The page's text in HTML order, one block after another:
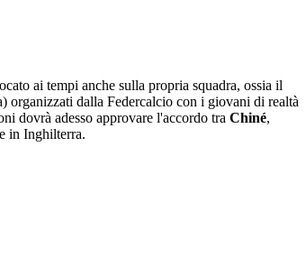
ai tempi anche sulla propria squadra, ossia il
organizzati dalla Federcalcio con i giovani di realtà
dovrà adesso approvare l'accordo tra Chiné,
in Inghilterra.